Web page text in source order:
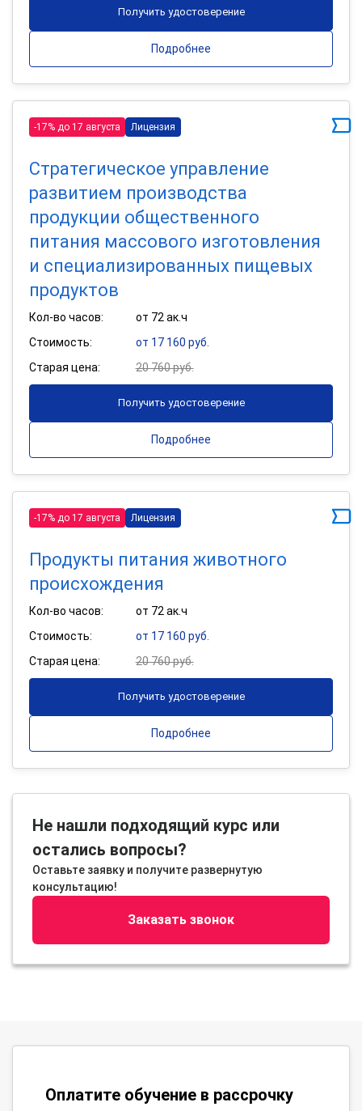
Получить удостоверение
Подробнее
-17% до 17 августа Лицензия
Стратегическое управление
развитием производства
продукции общественного
питания массового изготовления
и специализированных пищевых
продуктов
Кол-во часов:
от 72 ак.ч
Стоимость:
от 17 160 руб.
Старая цена:
20 760 руб.
Получить удостоверение
Подробнее
-17% до 17 августа Лицензия
Продукты питания животного
происхождения
Кол-во часов:
от 72 ак.ч
Стоимость:
от 17 160 руб.
Старая цена:
20 760 руб.
Получить удостоверение
Подробнее
Не нашли подходящий курс или
остались вопросы?
Оставьте заявку и получите развернутую
консультацию!
Заказать звонок
Оплатите обучение в рассрочку